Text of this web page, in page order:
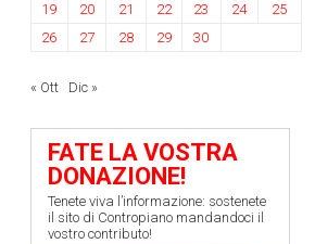
19
20 21 22 23 24
25
26
27 28 29 30
« Ott Dic »
FATE LA VOSTRA
DONAZIONE!
Tenete viva l’informazione: sostenete
il sito di Contropiano mandandoci il
vostro contributo!